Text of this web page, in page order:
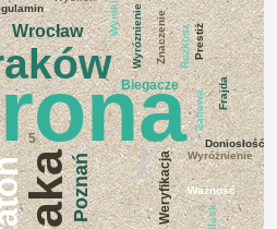
Poznań
Wrocław
5
Biegi
Biegacze
Weryfikacja
Wyróznienie
Wyniki Znaczenie
Zabawa
Wyróżnienie
Ważność
RozkoszPrestiż
Frajda
Doniosłość
Blask